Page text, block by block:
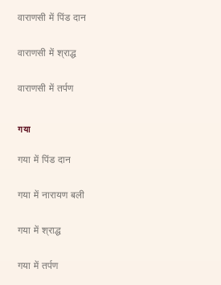
वाराणसी में पिंड दान
वाराणसी में श्राद्ध
वाराणसी में तर्पण
गया
गया में पिंड दान
गया में नारायण बली
गया में श्राद्ध
गया में तर्पण